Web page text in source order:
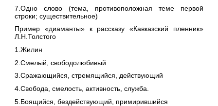
7.Одно слово (тема, противоположная теме первой
строки; существительное)
Пример «диаманты» к рассказу «Кавказский пленник»
Л.Н.Толстого
1.Жилин
2.Смелый, свободолюбивый
3.Сражающийся, стремящийся, действующий
4.Свобода, смелость, активность, служба.
5.Боящийся, бездействующий, примирившийся